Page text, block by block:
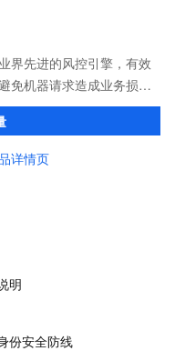
界先进的风控引擎，有效
免机器请求造成业务损
羊毛，短信被刷等风险场
详情页
明
份安全防线